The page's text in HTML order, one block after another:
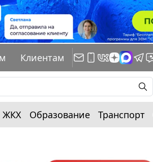
Клиентам
ЖКХ Образование Транспорт